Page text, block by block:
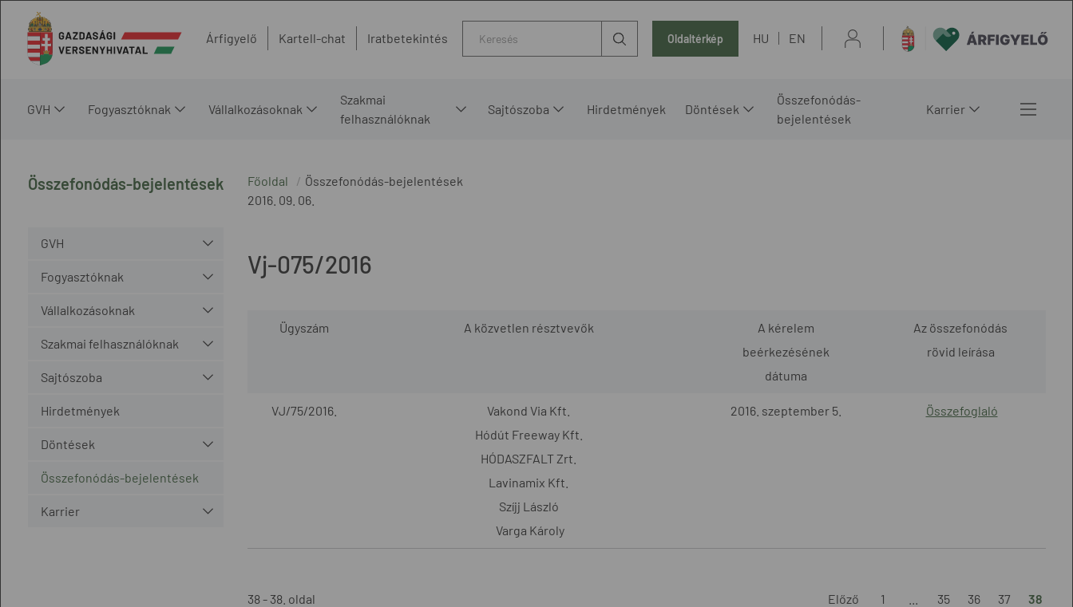
Árfigyelő Kartell-chat Iratbetekintés Oldaltérkép HU EN
GVH Fogyasztóknak Vállalkozásoknak
Szakmai
felhasználóknak
Sajtószoba Hirdetmények Döntések
Összefonódás-
bejelentések
Karrier
Összefonódás-bejelentések
GVH
Fogyasztóknak
Vállalkozásoknak
Szakmai felhasználóknak
Sajtószoba
Hirdetmények
Döntések
Összefonódás-bejelentések
Karrier
Főoldal
Összefonódás-bejelentések
2016. 09. 06.
Vj-075/2016
Ügyszám A közvetlen résztvevők
A kérelem
beérkezésének
dátuma
Az összefonódás
rövid leírása
VJ/75/2016.
Vakond Via Kft.
Hódút Freeway Kft.
HÓDASZFALT Zrt.
Lavinamix Kft.
Szíjj László
Varga Károly
2016. szeptember 5. Összefoglaló
38 - 38. oldal Előző 1 35 36 37 38